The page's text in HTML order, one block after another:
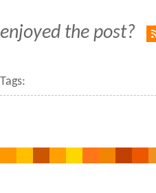
enjoyed the post?
Tags: